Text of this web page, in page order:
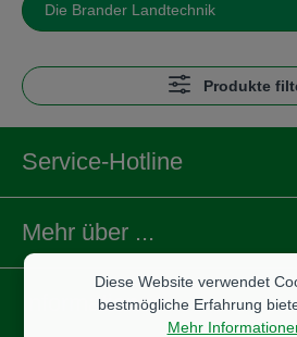
Die Brander Landtechnik
Produkte
Service-Hotline
Mehr über ...
Informationen
Diese Website verwendet
bestmögliche Erfahrung
Mehr